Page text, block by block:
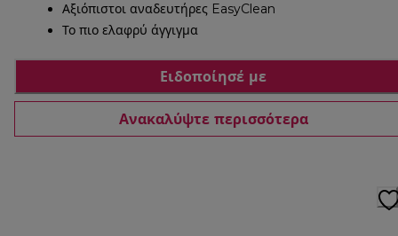
Αξιόπιστοι αναδευτήρες EasyClean
Το πιο ελαφρύ άγγιγμα
Ειδοποίησέ με
Ανακαλύψτε περισσότερα